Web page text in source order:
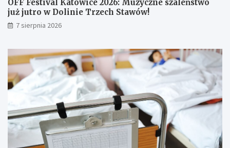
n
f
o
a
c
j
e
i
e
c
u
ż
j
r
o
w
D
i
n
i
OFF Festival Katowice 2026: Muzyczne szaleństwo
już jutro w Dolinie Trzech Stawów!
7 sierpnia 2026